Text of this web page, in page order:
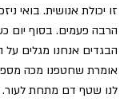
זו יכולת אנושית. בואי
הרבה פעמים. בסוף יום
הבגדים אנחנו מגלים
אומרת שחטפנו מכה
לנו שטף דם מתחת לעור.